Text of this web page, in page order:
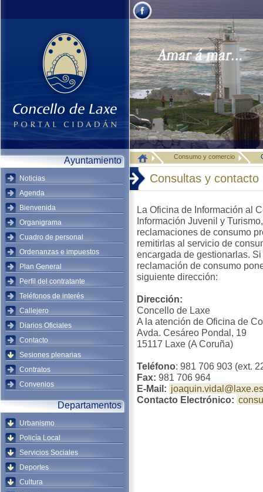
Ayuntamiento
Noticias
Agenda
Bienvenida
Organigrama
Cuadro de personal
Ordenanzas e impuestos
Plan General
Perfil del contratante
Teléfonos de interés
Callejero
Diarios Oficiales
Contacto
Sesiones plenarias
Contratos
Convenios
Departamentos
Urbanismo
Policía Local
Servicios Sociales
Deportes
Cultura
Consumo y comercio
Consultas y contacto
La Oficina de Información al
Información Juvenil y
reclamaciones de consumo
remitirlas al servicio de
encargada de gestionarlas.
reclamación de consumo
siguiente dirección:
Dirección:
Concello de Laxe
A la atención de Oficina de
Avda. Cesáreo Pondal, 19
15117 Laxe (A Coruña)
Teléfono: 981 706 903 (ext.
Fax: 981 706 964
E-Mail: joaquin.vidal@laxe.es
Contacto Electrónico: